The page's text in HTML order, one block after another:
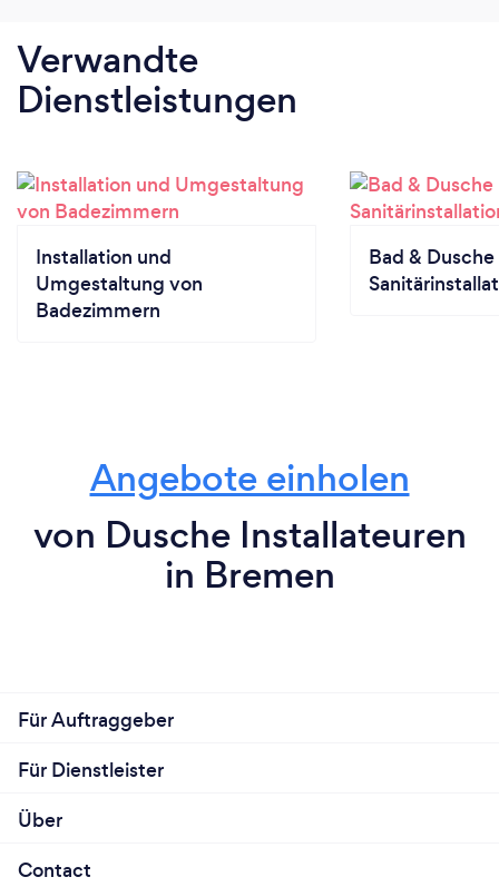
Verwandte
Dienstleistungen
Installation und
Umgestaltung von
Badezimmern
Bad & Dusche
Angebote einholen
von Dusche Installateuren
in Bremen
Für Auftraggeber
Für Dienstleister
Über
Contact